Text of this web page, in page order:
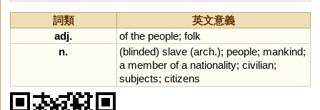
詞類
英文意義
adj.
of the people; folk
n.
(blinded) slave(arch.); people; mankind;
a member of a nationality; civilian;
subjects; citizens